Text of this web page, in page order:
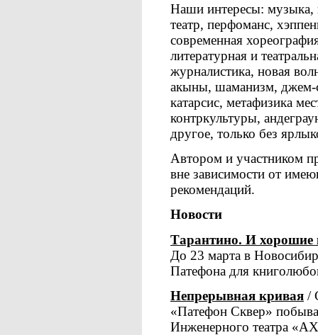
Наши интересы: музыка,
театр, перфоманс,
современная
литературная и
журналистика, новая
акыны, шаманизм, джем-
катарсис, метафизика
контркультуры,
другое, только без
Автором и участником
вне зависимости от
рекомендаций.
Новости
Тарантино. И хорошие
До 23 марта в
Патефона для
Непрерывная кривая /
«Патефон Сквер»
Инженерного театра